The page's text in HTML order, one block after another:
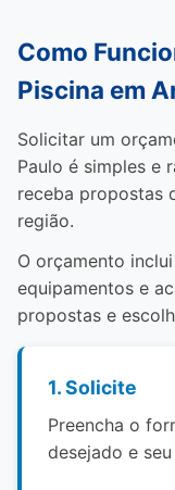
Como
Piscina em
Solicitar um
Paulo é simples e
receba propostas
região.
O orçamento
equipamentos e
propostas e
1. Solicite
Preencha o
desejado e